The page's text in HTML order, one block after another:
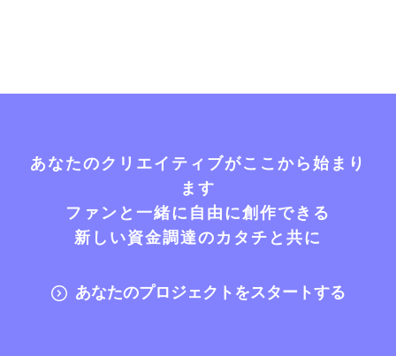
あなたのクリエイティブがここから始まり
ます
ファンと一緒に自由に創作できる
新しい資金調達のカタチと共に
あなたのプロジェクトをスタートする